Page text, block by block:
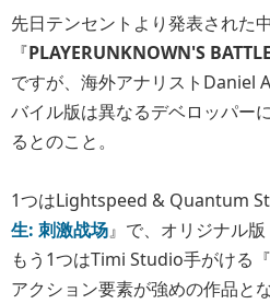
先日テンセントより発表された
『PLAYERUNKNOWN'S
ですが、海外アナリストDaniel
バイル版は異なるデベロッパー
るとのこと。
1つはLightspeed & Quantum
生: 刺激战场』で、オリジナル版
もう1つはTimi Studio手がける『
アクション要素が強めの作品と